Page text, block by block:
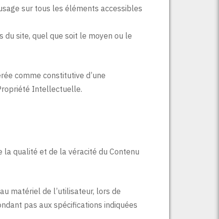
sur tous les éléments accessibles
site, quel que soit le moyen ou le
comme constitutive d’une
Intellectuelle.
qualité et de la véracité du Contenu
matériel de l’utilisateur, lors de
pas aux spécifications indiquées